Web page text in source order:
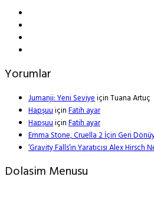
Yorumlar
Jumanji: Yeni SeviyeiçinTuana Artuç
HapşuuiçinFatih ayar
HapşuuiçinFatih ayar
Emma Stone, Cruella 2 İçin Geri
‘Gravity Falls’ın Yaratıcısı Alex Hirsch
Dolasim Menusu